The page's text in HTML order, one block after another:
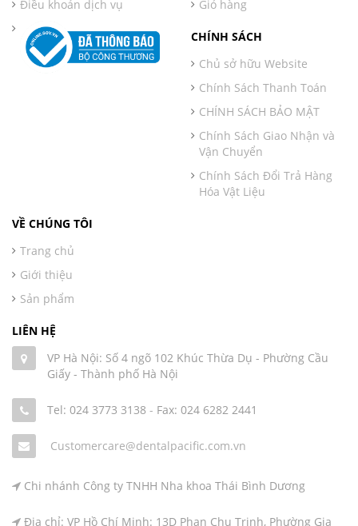
Điều khoản dịch vụ
Giỏ hàng
CHÍNH SÁCH
Chủ sở hữu Website
Chính Sách Thanh Toán
CHÍNH SÁCH BẢO MẬT
Chính Sách Giao Nhận và
Vận Chuyển
Chính Sách Đổi Trả Hàng
Hóa Vật Liệu
VỀ CHÚNG TÔI
Trang chủ
Giới thiệu
Sản phẩm
LIÊN HỆ
VP Hà Nội: Số 4 ngõ 102 Khúc Thừa Dụ - Phường Cầu
Giấy - Thành phố Hà Nội
Tel: 024 3773 3138 - Fax: 024 6282 2441
Customercare@dentalpacific.com.vn
Chi nhánh Công ty TNHH Nha khoa Thái Bình Dương
Địa chỉ: VP Hồ Chí Minh: 13D Phan Chu Trinh, Phường Gia